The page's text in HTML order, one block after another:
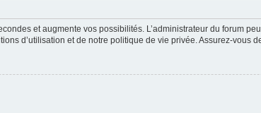
et augmente vos possibilités. L’administrateur du forum
d’utilisation et de notre politique de vie privée. Assurez-vous